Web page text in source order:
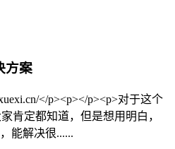
方案
</p><p></p><p>对于这个
肯定都知道，但是想用明白，
能解决很......